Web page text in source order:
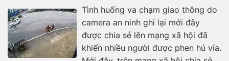
Tình huống va chạm giao thông do
camera an ninh ghi lại mới đây
được chia sẻ lên mạng xã hội đã
khiến nhiều người được phen hú vía.